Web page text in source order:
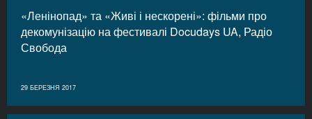
«Ленінопад» та «Живі і нескорені»: фільми про
декомунізацію на фестивалі Docudays UA, Радіо
Свобода
29 БЕРЕЗНЯ 2017